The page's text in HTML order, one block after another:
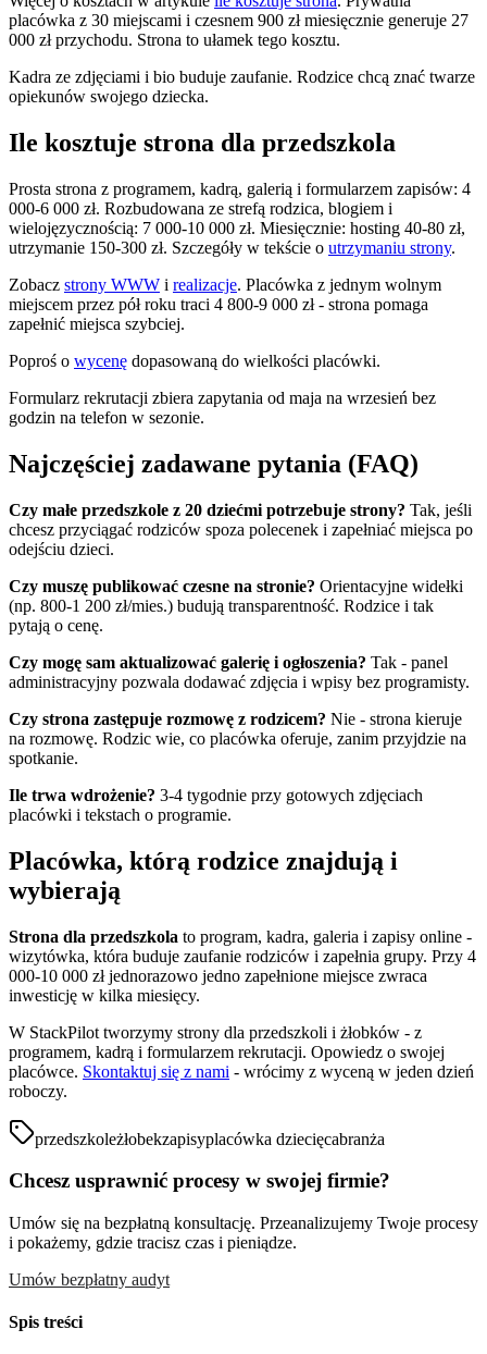
placówka z 30 miejscami i czesnem 900 zł miesięcznie generuje 27
000 zł przychodu. Strona to ułamek tego kosztu.
Kadra ze zdjęciami i bio buduje zaufanie. Rodzice chcą znać twarze
opiekunów swojego dziecka.
Ile kosztuje strona dla przedszkola
Prosta strona z programem, kadrą, galerią i formularzem zapisów: 4
000-6 000 zł. Rozbudowana ze strefą rodzica, blogiem i
wielojęzycznością: 7 000-10 000 zł. Miesięcznie: hosting 40-80 zł,
utrzymanie 150-300 zł. Szczegóły w tekście o utrzymaniu strony.
Zobacz strony WWW i realizacje. Placówka z jednym wolnym
miejscem przez pół roku traci 4 800-9 000 zł - strona pomaga
zapełnić miejsca szybciej.
Poproś o wycenę dopasowaną do wielkości placówki.
Formularz rekrutacji zbiera zapytania od maja na wrzesień bez
godzin na telefon w sezonie.
Najczęściej zadawane pytania (FAQ)
Czy małe przedszkole z 20 dziećmi potrzebuje strony? Tak, jeśli
chcesz przyciągać rodziców spoza polecenek i zapełniać miejsca po
odejściu dzieci.
Czy muszę publikować czesne na stronie? Orientacyjne widełki
(np. 800-1 200 zł/mies.) budują transparentność. Rodzice i tak
pytają o cenę.
Czy mogę sam aktualizować galerię i ogłoszenia? Tak - panel
administracyjny pozwala dodawać zdjęcia i wpisy bez programisty.
Czy strona zastępuje rozmowę z rodzicem? Nie - strona kieruje
na rozmowę. Rodzic wie, co placówka oferuje, zanim przyjdzie na
spotkanie.
Ile trwa wdrożenie? 3-4 tygodnie przy gotowych zdjęciach
placówki i tekstach o programie.
Placówka, którą rodzice znajdują i
wybierają
Strona dla przedszkola to program, kadra, galeria i zapisy online -
wizytówka, która buduje zaufanie rodziców i zapełnia grupy. Przy 4
000-10 000 zł jednorazowo jedno zapełnione miejsce zwraca
inwesticję w kilka miesięcy.
W StackPilot tworzymy strony dla przedszkoli i żłobków - z
programem, kadrą i formularzem rekrutacji. Opowiedz o swojej
placówce. Skontaktuj się z nami - wrócimy z wyceną w jeden dzień
roboczy.
przedszkoleżłobekzapisyplacówka dziecięcabranża
Chcesz usprawnić procesy w swojej firmie?
Umów się na bezpłatną konsultację. Przeanalizujemy Twoje procesy
i pokażemy, gdzie tracisz czas i pieniądze.
Umów bezpłatny audyt
Spis treści